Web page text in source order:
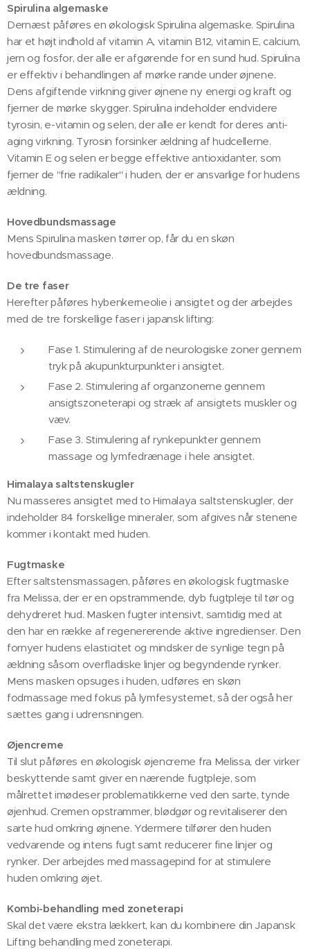
Spirulina algemaske
Dernæst påføres en økologisk Spirulina algemaske. Spirulina
har et højt indhold af vitamin A, vitamin B12, vitamin E, calcium,
jern og fosfor, der alle er afgørende for en sund hud. Spirulina
er effektiv i behandlingen af mørke rande under øjnene.
Dens afgiftende virkning giver øjnene ny energi og kraft og
fjerner de mørke skygger. Spirulina indeholder endvidere
tyrosin, e-vitamin og selen, der alle er kendt for deres anti-
aging virkning. Tyrosin forsinker ældning af hudcellerne.
Vitamin E og selen er begge effektive antioxidanter, som
fjerner de "frie radikaler" i huden, der er ansvarlige for hudens
ældning.
Hovedbundsmassage
Mens Spirulina masken tørrer op, får du en skøn
hovedbundsmassage.
De tre faser
Herefter påføres hybenkerneolie i ansigtet og der arbejdes
med de tre forskellige faser i japansk lifting:
Fase 1. Stimulering af de neurologiske zoner gennem
tryk på akupunkturpunkter i ansigtet.
Fase 2. Stimulering af organzonerne gennem
ansigtszoneterapi og stræk af ansigtets muskler og
væv.
Fase 3. Stimulering af rynkepunkter gennem
massage og lymfedrænage i hele ansigtet.
Himalaya saltstenskugler
Nu masseres ansigtet med to Himalaya saltstenskugler, der
indeholder 84 forskellige mineraler, som afgives når stenene
kommer i kontakt med huden.
Fugtmaske
Efter saltstensmassagen, påføres en økologisk fugtmaske
fra Melissa, der er en opstrammende, dyb fugtpleje til tør og
dehydreret hud. Masken fugter intensivt, samtidig med at
den har en række af regenererende aktive ingredienser. Den
fornyer hudens elasticitet og mindsker de synlige tegn på
ældning såsom overfladiske linjer og begyndende rynker.
Mens masken opsuges i huden, udføres en skøn
fodmassage med fokus på lymfesystemet, så der også her
sættes gang i udrensningen.
Øjencreme
Til slut påføres en økologisk øjencreme fra Melissa, der virker
beskyttende samt giver en nærende fugtpleje, som
målrettet imødeser problematikkerne ved den sarte, tynde
øjenhud. Cremen opstrammer, blødgør og revitaliserer den
sarte hud omkring øjnene. Ydermere tilfører den huden
vedvarende og intens fugt samt reducerer fine linjer og
rynker. Der arbejdes med massagepind for at stimulere
huden omkring øjet.
Kombi-behandling med zoneterapi
Skal det være ekstra lækkert, kan du kombinere din Japansk
Lifting behandling med zoneterapi.